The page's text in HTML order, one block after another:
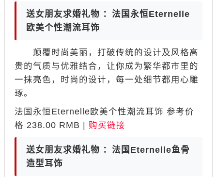
送女朋友求婚礼物 ：法国永恒Eternelle
欧美个性潮流耳饰
颠覆时尚美丽，打破传统的设计及风格高
贵的气质与优雅结合，让你成为繁华都市里的
一抹亮色，时尚的设计，每一处细节都用心雕
琢。
法国永恒Eternelle欧美个性潮流耳饰 参考价
格 238.00 RMB | 购买链接
送女朋友求婚礼物 ：法国Eternelle鱼骨
造型耳饰